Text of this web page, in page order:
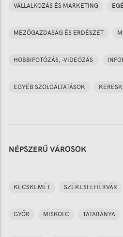
VÁLLALKOZÁS ÉS MARKETING
MEZŐGAZDASÁG ÉS ERDÉSZET
HOBBIFOTÓZÁS, -VIDEÓZÁS
EGYÉB SZOLGÁLTATÁSOK
NÉPSZERŰ VÁROSOK
KECSKEMÉT SZÉKESFEHÉRVÁR
GYŐR MISKOLC TATABÁNYA